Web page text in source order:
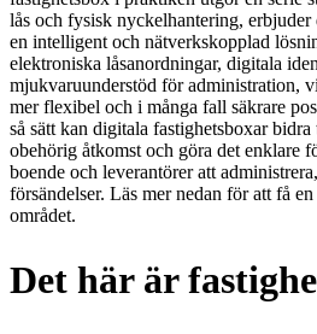
lås och fysisk nyckelhantering,
en intelligent och nätverkskopplad
elektroniska låsanordningar, digitala
mjukvaruunderstöd för administration,
mer flexibel och i många fall säkrare
så sätt kan digitala fastighetsboxar
obehörig åtkomst och göra det enklare
boende och leverantörer att
försändelser. Läs mer nedan för att få
området.
Det här är